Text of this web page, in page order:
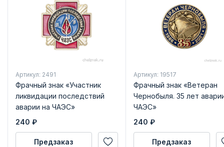
Артикул: 2491
Фрачный знак «Участник
ликвидации последствий
аварии на ЧАЭС»
240 ₽
Предзаказ
Артикул: 19517
Фрачный знак «Ветеран
Чернобыля. 35 лет
ЧАЭС»
240 ₽
Предзаказ